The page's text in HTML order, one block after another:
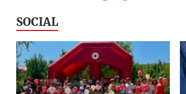
SOCIAL